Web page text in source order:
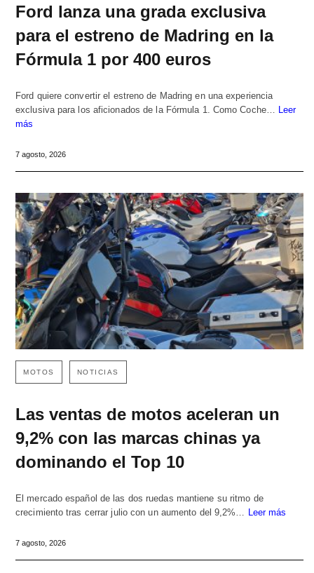
Ford lanza una grada exclusiva
para el estreno de Madring en la
Fórmula 1 por 400 euros
Ford quiere convertir el estreno de Madring en una experiencia
exclusiva para los aficionados de la Fórmula 1. Como Coche… Leer
más
7 agosto, 2026
MOTOS NOTICIAS
Las ventas de motos aceleran un
9,2% con las marcas chinas ya
dominando el Top 10
El mercado español de las dos ruedas mantiene su ritmo de
crecimiento tras cerrar julio con un aumento del 9,2%… Leer más
7 agosto, 2026